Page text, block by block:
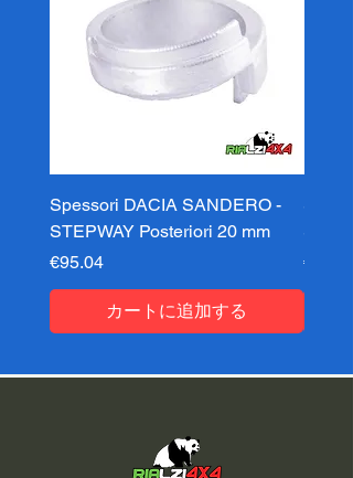
Spessori DACIA SANDERO -
STEPWAY Posteriori 20 mm
価格
€95.04
カートに追加する
価格
€95.04